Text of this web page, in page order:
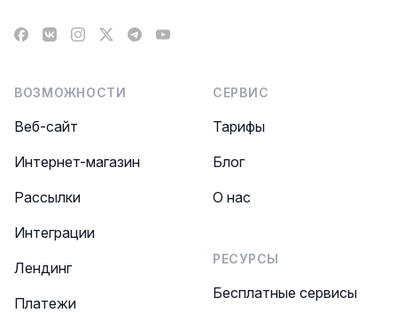
Facebook
VK Instagram
X TelegramYouTube
ВОЗМОЖНОСТИ
Веб-сайт
Интернет-магазин
Рассылки
Интеграции
Лендинг
Платежи
СЕРВИС
Тарифы
Блог
О нас
РЕСУРСЫ
Бесплатные сервисы